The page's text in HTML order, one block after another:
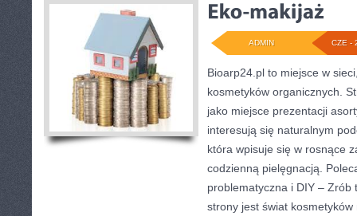
CZE -
ADMIN
Bioarp24.pl to miejsce w
kosmetyków organicznych.
jako miejsce prezentacji
interesują się naturalnym
która wpisuje się w rosnące
codzienną pielęgnacją.
problematyczna i DIY – Zrób
strony jest świat